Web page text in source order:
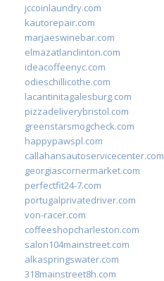
jccoinlaundry.com
kautorepair.com
marjaeswinebar.com
elmazatlanclinton.com
ideacoffeenyc.com
odieschillicothe.com
lacantinitagalesburg.com
pizzadeliverybristol.com
greenstarsmogcheck.com
happypawspl.com
callahansautoservicecenter.com
georgiascornermarket.com
perfectfit24-7.com
portugalprivatedriver.com
von-racer.com
coffeeshopcharleston.com
salon104mainstreet.com
alkaspringswater.com
318mainstreet8h.com